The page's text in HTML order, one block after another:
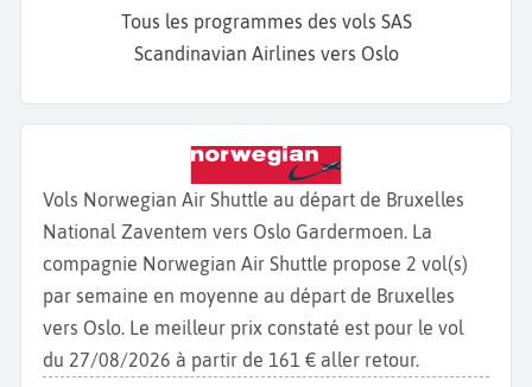
Tous les programmes des vols SAS
Scandinavian Airlines vers Oslo
Vols Norwegian Air Shuttle au départ de Bruxelles
National Zaventem vers Oslo Gardermoen. La
compagnie Norwegian Air Shuttle propose 2 vol(s)
par semaine en moyenne au départ de Bruxelles
vers Oslo. Le meilleur prix constaté est pour le vol
du 27/08/2026 à partir de 161 € aller retour.